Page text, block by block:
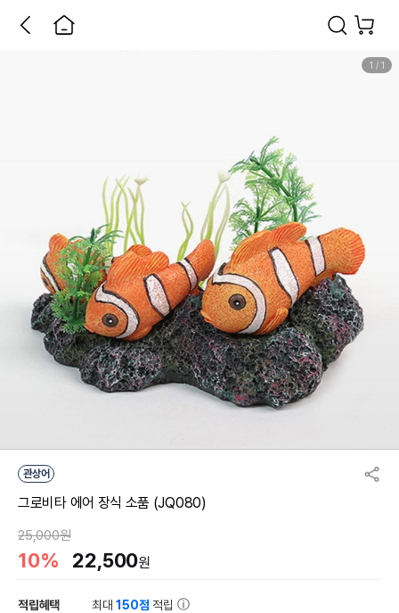
1 / 1
관상어
그로비타 에어 장식 소품 (JQ080)
25,000원
10% 22,500원
적립혜택 최대150점 적립